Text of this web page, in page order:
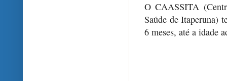
O CAASSITA
Saúde de Itaperuna)
6 meses, até a idade